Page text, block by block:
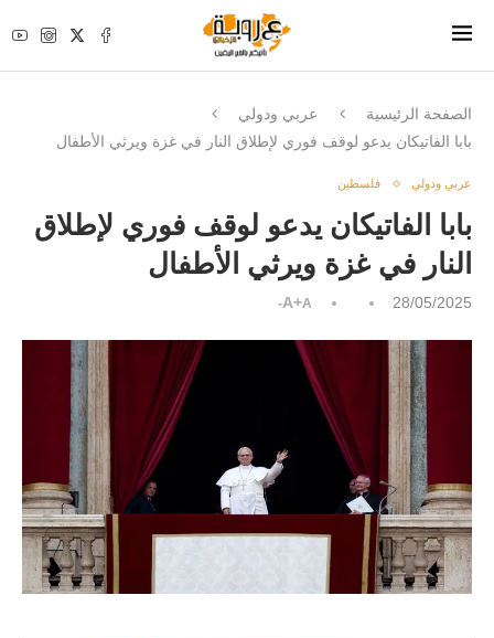
الصفحة الرئيسية
عربي ودولي
بابا الفاتيكان يدعو لوقف فوري لإطلاق النار في غزة ويرثي الأطفال
عربي ودولي فلسطين
بابا الفاتيكان يدعو لوقف فوري لإطلاق
النار في غزة ويرثي الأطفال
28/05/2025
A+A-